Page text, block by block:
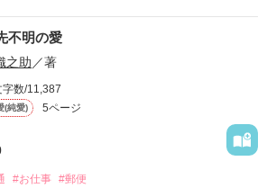
追放されたわたしが出会ったのは、虹を
・。｡・ﾟ・｡・ﾟ・。
ろ」
みたいよ」
世界もマシになるでしょ」
不明の愛
之助 ／著
字数/11,387
(純愛) 5ページ
#お仕事 #郵便